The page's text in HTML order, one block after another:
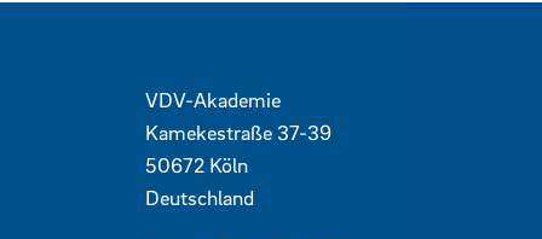
Kontaktdaten und weitere
VDV-Akademie
Kamekestraße 37-39
50672 Köln
Deutschland